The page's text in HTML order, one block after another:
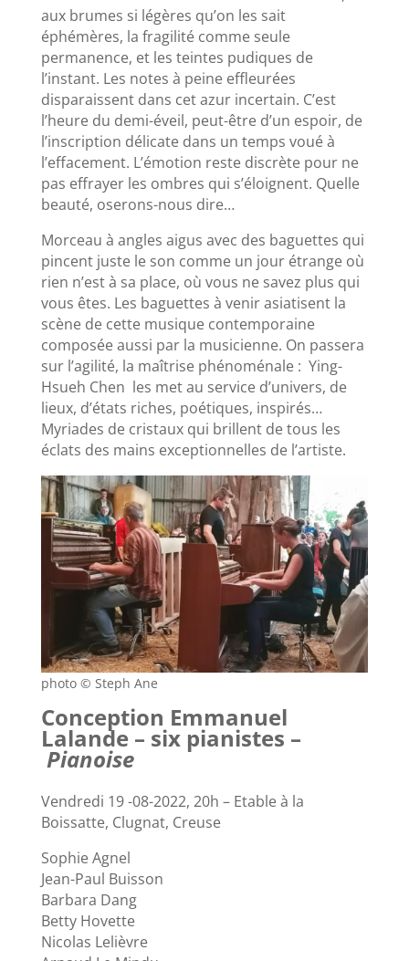
aux brumes si légères qu’on les sait
éphémères, la fragilité comme seule
permanence, et les teintes pudiques de
l’instant. Les notes à peine effleurées
disparaissent dans cet azur incertain. C’est
l’heure du demi-éveil, peut-être d’un espoir, de
l’inscription délicate dans un temps voué à
l’effacement. L’émotion reste discrète pour ne
pas effrayer les ombres qui s’éloignent. Quelle
beauté, oserons-nous dire…
Morceau à angles aigus avec des baguettes qui
pincent juste le son comme un jour étrange où
rien n’est à sa place, où vous ne savez plus qui
vous êtes. Les baguettes à venir asiatisent la
scène de cette musique contemporaine
composée aussi par la musicienne. On passera
sur l’agilité, la maîtrise phénoménale : Ying-
Hsueh Chen les met au service d’univers, de
lieux, d’états riches, poétiques, inspirés…
Myriades de cristaux qui brillent de tous les
éclats des mains exceptionnelles de l’artiste.
photo © Steph Ane
Conception Emmanuel
Lalande – six pianistes –
Pianoise
Vendredi 19 -08-2022, 20h – Etable à la
Boissatte, Clugnat, Creuse
Sophie Agnel
Jean-Paul Buisson
Barbara Dang
Betty Hovette
Nicolas Lelièvre